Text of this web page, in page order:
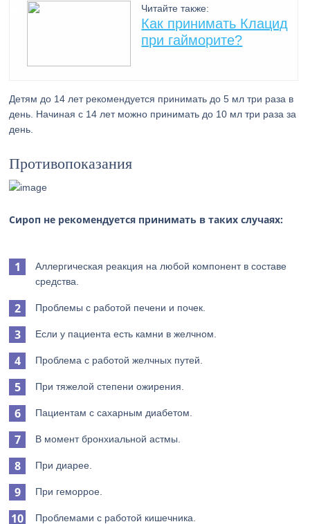
Читайте также:
Как принимать Клацид
при гайморите?
Детям до 14 лет рекомендуется принимать до 5 мл три раза в
день. Начиная с 14 лет можно принимать до 10 мл три раза за
день.
Противопоказания
Сироп не рекомендуется принимать в таких случаях:
Аллергическая реакция на любой компонент в составе
средства.
Проблемы с работой печени и почек.
Если у пациента есть камни в желчном.
Проблема с работой желчных путей.
При тяжелой степени ожирения.
Пациентам с сахарным диабетом.
В момент бронхиальной астмы.
При диарее.
При геморрое.
Проблемами с работой кишечника.